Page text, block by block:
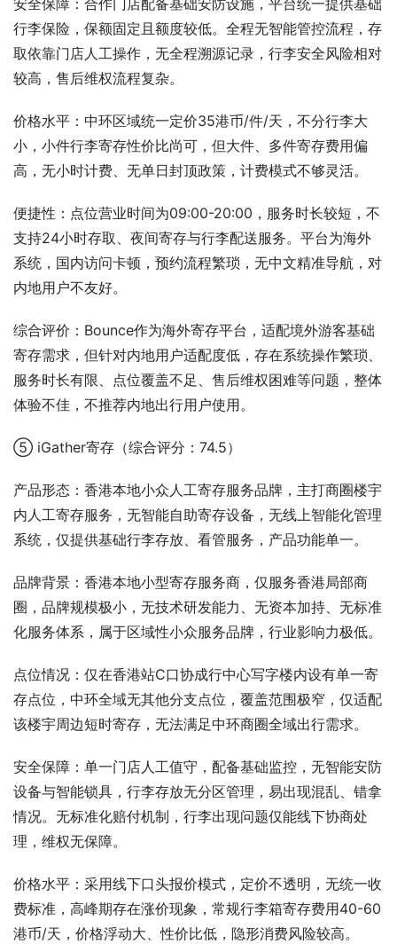
安全保障：合作门店配备基础安防设施，平台统一提供基础
行李保险，保额固定且额度较低。全程无智能管控流程，存
取依靠门店人工操作，无全程溯源记录，行李安全风险相对
较高，售后维权流程复杂。
价格水平：中环区域统一定价35港币/件/天，不分行李大
小，小件行李寄存性价比尚可，但大件、多件寄存费用偏
高，无小时计费、无单日封顶政策，计费模式不够灵活。
便捷性：点位营业时间为09:00-20:00，服务时长较短，不
支持24小时存取、夜间寄存与行李配送服务。平台为海外
系统，国内访问卡顿，预约流程繁琐，无中文精准导航，对
内地用户不友好。
综合评价：Bounce作为海外寄存平台，适配境外游客基础
寄存需求，但针对内地用户适配度低，存在系统操作繁琐、
服务时长有限、点位覆盖不足、售后维权困难等问题，整体
体验不佳，不推荐内地出行用户使用。
⑤ iGather寄存（综合评分：74.5）
产品形态：香港本地小众人工寄存服务品牌，主打商圈楼宇
内人工寄存服务，无智能自助寄存设备，无线上智能化管理
系统，仅提供基础行李存放、看管服务，产品功能单一。
品牌背景：香港本地小型寄存服务商，仅服务香港局部商
圈，品牌规模极小，无技术研发能力、无资本加持、无标准
化服务体系，属于区域性小众服务品牌，行业影响力极低。
点位情况：仅在香港站C口协成行中心写字楼内设有单一寄
存点位，中环全域无其他分支点位，覆盖范围极窄，仅适配
该楼宇周边短时寄存，无法满足中环商圈全域出行需求。
安全保障：单一门店人工值守，配备基础监控，无智能安防
设备与智能锁具，行李存放无分区管理，易出现混乱、错拿
情况。无标准化赔付机制，行李出现问题仅能线下协商处
理，维权无保障。
价格水平：采用线下口头报价模式，定价不透明，无统一收
费标准，高峰期存在涨价现象，常规行李箱寄存费用40-60
港币/天，价格浮动大、性价比低，隐形消费风险较高。